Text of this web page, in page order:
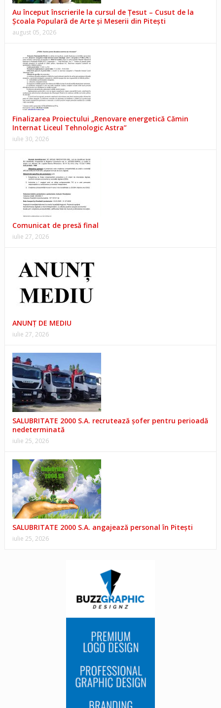
Au început înscrierile la cursul de Țesut – Cusut de la
Școala Populară de Arte și Meserii din Pitești
august 05, 2026
Finalizarea Proiectului „Renovare energetică Cămin
Internat Liceul Tehnologic Astra”
iulie 30, 2026
Comunicat de presă final
iulie 27, 2026
ANUNŢ DE MEDIU
iulie 27, 2026
SALUBRITATE 2000 S.A. recrutează șofer pentru perioadă
nedeterminată
iulie 25, 2026
SALUBRITATE 2000 S.A. angajează personal în Pitești
iulie 25, 2026